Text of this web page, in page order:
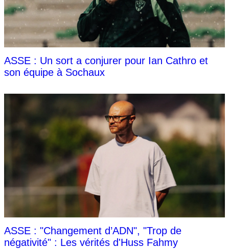
ASSE : Un sort a conjurer pour Ian Cathro et
son équipe à Sochaux
ASSE : "Changement d’ADN", "Trop de
négativité" : Les vérités d'Huss Fahmy